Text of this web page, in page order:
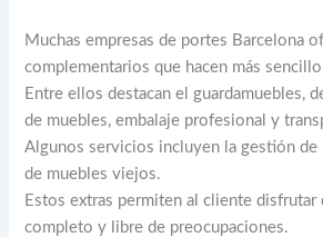
Muchas empresas de portes Barcelona
complementarios que hacen más
Entre ellos destacan el guardamuebles,
de muebles, embalaje profesional y
Algunos servicios incluyen la gestión de
de muebles viejos.
Estos extras permiten al cliente disfrutar
completo y libre de preocupaciones.